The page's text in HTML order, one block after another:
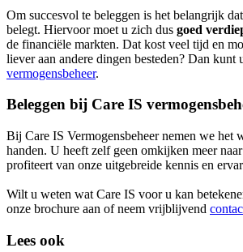
Om succesvol te beleggen is het belangrijk
belegt. Hiervoor moet u zich dus goed
de financiële markten. Dat kost veel tijd en
liever aan andere dingen besteden? Dan kunt
vermogensbeheer.
Beleggen bij Care IS
Bij Care IS Vermogensbeheer nemen we het
handen. U heeft zelf geen omkijken meer
profiteert van onze uitgebreide kennis en
Wilt u weten wat Care IS voor u kan
onze brochure aan of neem vrijblijvend
Lees ook